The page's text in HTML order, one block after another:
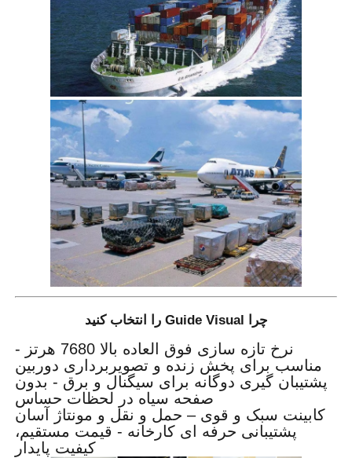
چرا Guide Visual را انتخاب کنید
نرخ تازه سازی فوق العاده بالا 7680 هرتز -
مناسب برای پخش زنده و تصویربرداری دوربین
پشتیبان گیری دوگانه برای سیگنال و برق - بدون
صفحه سیاه در لحظات حساس
کابینت سبک و قوی – حمل و نقل و مونتاژ آسان
پشتیبانی حرفه ای کارخانه - قیمت مستقیم،
کیفیت پایدار